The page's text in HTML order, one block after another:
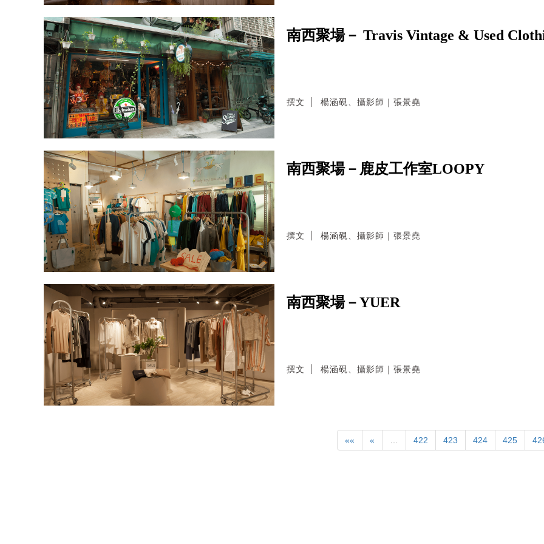
南西聚場－ Travis Vintage & Used
撰文 楊涵硯、攝影師｜張景堯
南西聚場－鹿皮工作室LOOPY
撰文 楊涵硯、攝影師｜張景堯
南西聚場－YUER
撰文 楊涵硯、攝影師｜張景堯
«« « … 422 423 424 425